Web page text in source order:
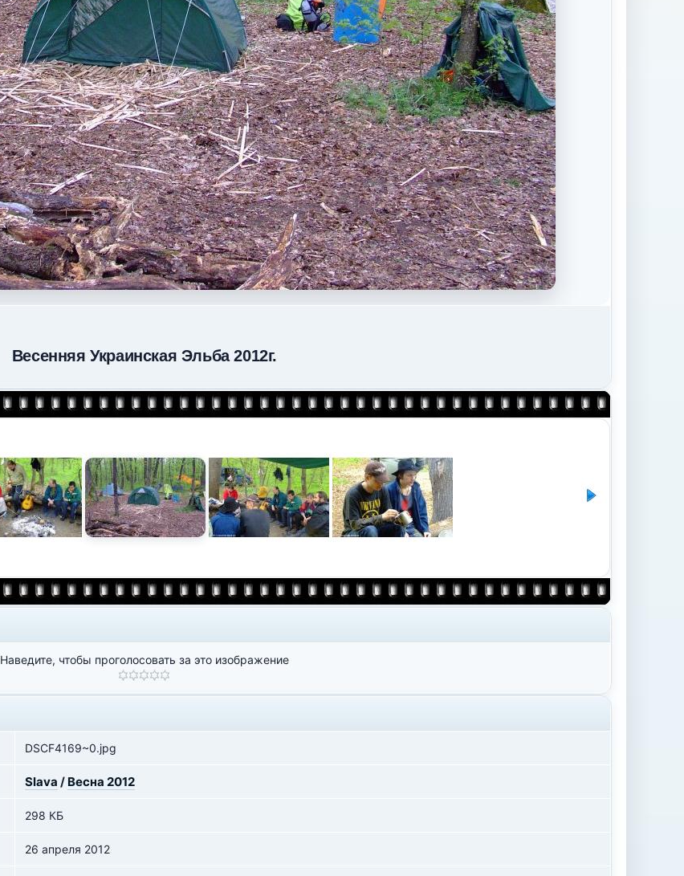
Весенняя Украинская Эльба 2012г.
Наведите, чтобы проголосовать за это изображение
DSCF4169~0.jpg
Slava / Весна 2012
298 КБ
26 апреля 2012